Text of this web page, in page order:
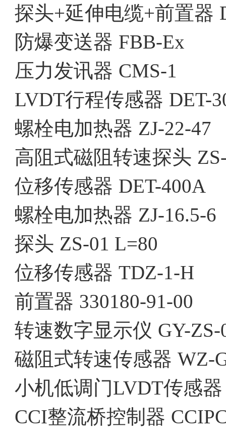
探头+延伸电缆+前置器
防爆变送器 FBB-Ex
压力发讯器 CMS-1
LVDT行程传感器 DET-
螺栓电加热器 ZJ-22-47
高阻式磁阻转速探头
位移传感器 DET-400A
螺栓电加热器 ZJ-16.5-6
探头 ZS-01 L=80
位移传感器 TDZ-1-H
前置器 330180-91-00
转速数字显示仪 GY-ZS-
磁阻式转速传感器 WZ-
小机低调门LVDT传感器
CCI整流桥控制器